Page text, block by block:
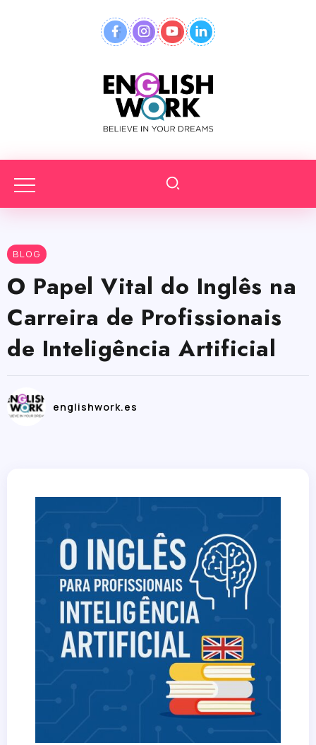
BLOG
O Papel Vital do Inglês na
Carreira de Profissionais
de Inteligência Artificial
englishwork.es